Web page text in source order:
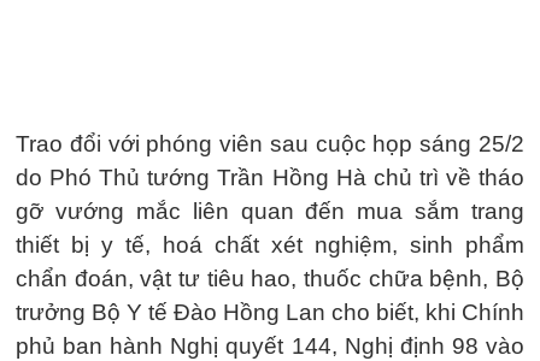
Trao đổi với phóng viên sau cuộc họp sáng 25/2
do Phó Thủ tướng Trần Hồng Hà chủ trì về tháo
gỡ vướng mắc liên quan đến mua sắm trang
thiết bị y tế, hoá chất xét nghiệm, sinh phẩm
chẩn đoán, vật tư tiêu hao, thuốc chữa bệnh, Bộ
trưởng Bộ Y tế Đào Hồng Lan cho biết, khi Chính
phủ ban hành Nghị quyết 144, Nghị định 98 vào